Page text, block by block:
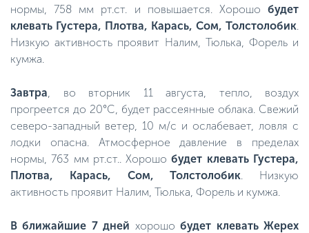
нормы, 758 мм рт.ст. и повышается. Хорошо будет
клевать Густера, Плотва, Карась, Сом, Толстолобик.
Низкую активность проявит Налим, Тюлька, Форель и
кумжа.
Завтра, во вторник 11 августа, тепло, воздух
прогреется до 20°C, будет рассеянные облака. Свежий
северо-западный ветер, 10 м/с и ослабевает, ловля с
лодки опасна. Атмосферное давление в пределах
нормы, 763 мм рт.ст.. Хорошобудет клевать Густера,
Плотва, Карась, Сом, Толстолобик. Низкую
активность проявит Налим, Тюлька, Форель и кумжа.
В ближайшие 7 дней хорошобудет клевать Жерех